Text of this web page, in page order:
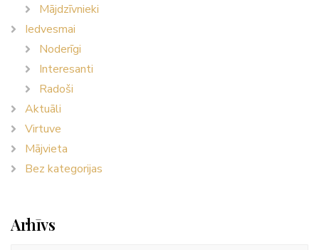
Mājdzīvnieki
Iedvesmai
Noderīgi
Interesanti
Radoši
Aktuāli
Virtuve
Mājvieta
Bez kategorijas
Arhīvs